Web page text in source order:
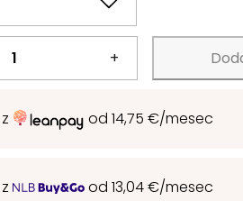
+
od 14,75 €/mesec
od 13,04€/mesec